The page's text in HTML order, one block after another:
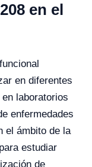
en el
en diferentes
laboratorios
enfermedades
el ámbito de la
estudiar
de